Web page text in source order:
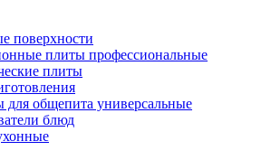
поверхности
плиты профессиональные
плиты
общепита универсальные
блюд